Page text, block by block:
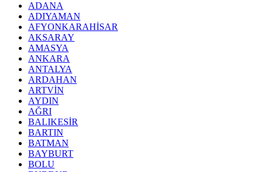
ADANA
ADIYAMAN
AFYONKARAHİSAR
AKSARAY
AMASYA
ANKARA
ANTALYA
ARDAHAN
ARTVİN
AYDIN
AĞRI
BALIKESİR
BARTIN
BATMAN
BAYBURT
BOLU